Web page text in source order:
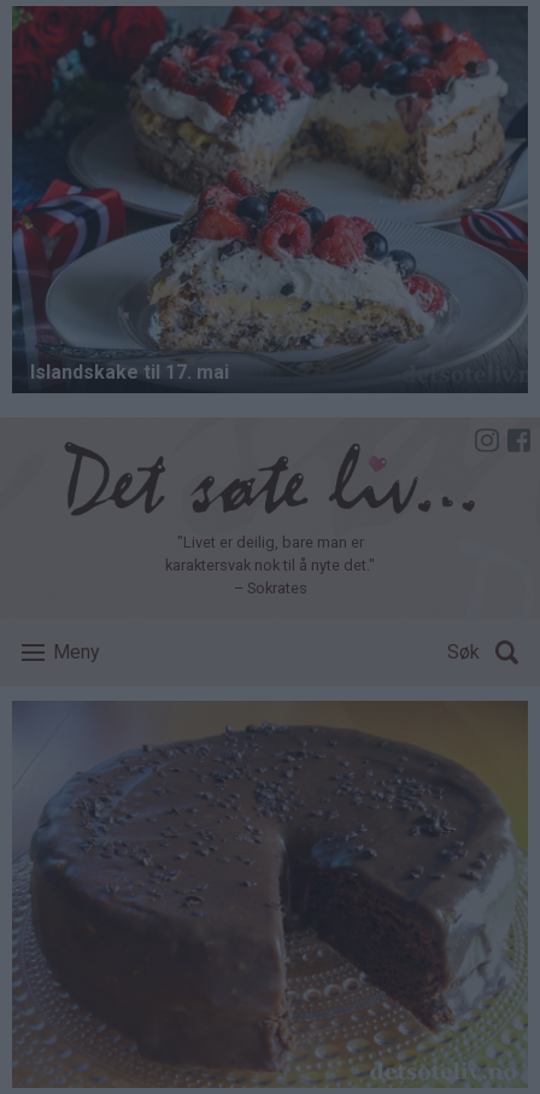
Hopp
hovedinnhold
"Livet er deilig, bare man er
karaktersvak nok til å nyte det."
– Sokrates
Meny Søk